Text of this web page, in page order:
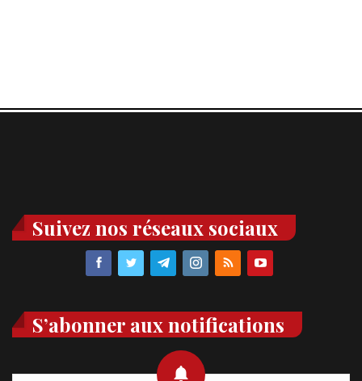
Suivez nos réseaux sociaux
S’abonner aux notifications